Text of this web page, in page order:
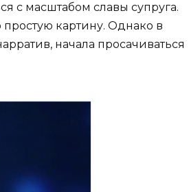
с масштабом славы супруга.
картину. Однако в
начала просачиваться